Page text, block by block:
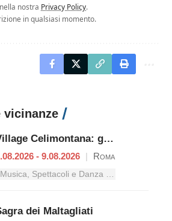
nostra Privacy Policy.
in qualsiasi momento.
vicinanze
Village Celimontana: gli appuntamenti dal 3 al 9 agosto
- 9.08.2026 | Roma
dei Maltagliati